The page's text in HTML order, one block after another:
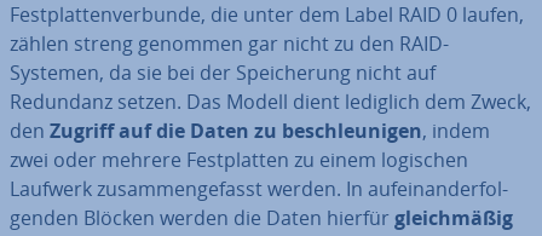
Fest­plat­ten­ver­bun­de, die unter dem Label RAID 0 laufen,
zählen streng genommen gar nicht zu den RAID-
Systemen, da sie bei der Spei­che­rung nicht auf
Redundanz setzen. Das Modell dient lediglich dem Zweck,
den Zugriff auf die Daten zu be­schleu­ni­gen, indem
zwei oder mehrere Fest­plat­ten zu einem logischen
Laufwerk zu­sam­men­ge­fasst werden. In auf­ein­an­der­fol­
gen­den Blöcken werden die Daten hierfür gleich­mä­ßig